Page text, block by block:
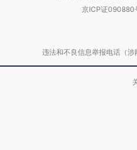
京ICP证090880
违法和不良信息举报电话（